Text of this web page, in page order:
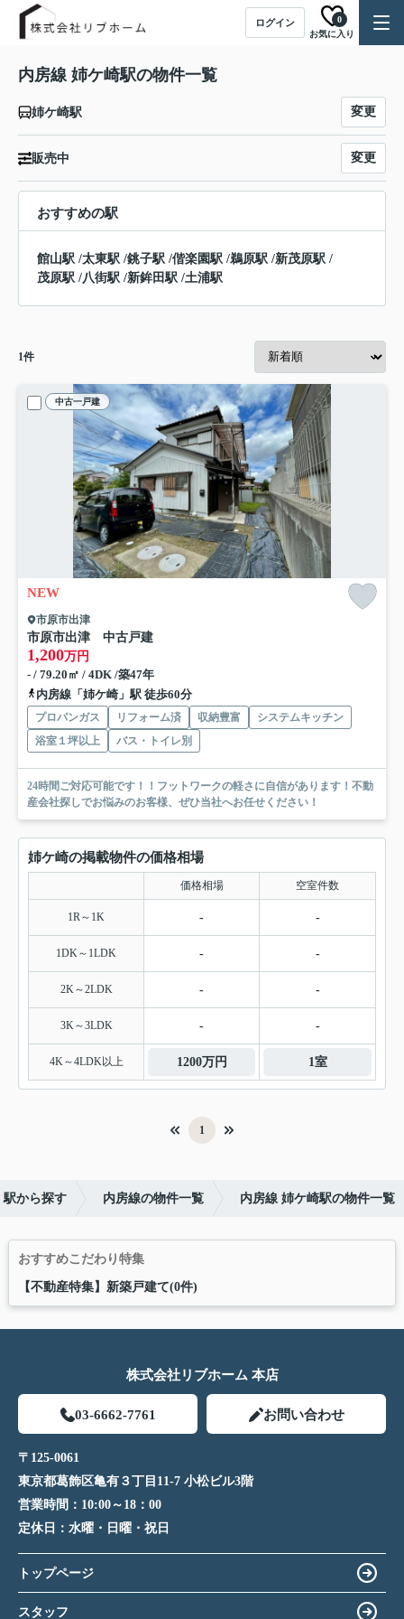
ログイン
お気に入り
0
内房線 姉ケ崎駅の物件一覧
姉ケ崎駅 変更
販売中 変更
おすすめの駅
館山駅 /太東駅 /銚子駅 /偕楽園駅 /鵜原駅 /新茂原駅 /
茂原駅 /八街駅 /新鉾田駅 /土浦駅
1件
中古一戸建
NEW
市原市出津
市原市出津 中古戸建
1,200万円
- / 79.20㎡ / 4DK /築47年
内房線「姉ケ崎」駅 徒歩60分
プロパンガス リフォーム済 収納豊富
システムキッチン
浴室１坪以上
バス・トイレ別
24時間ご対応可能です！！フットワークの軽さに自信があります！不動
産会社探しでお悩みのお客様、ぜひ当社へお任せください！
姉ケ崎の掲載物件の価格相場
価格相場 空室件数
1R～1K - -
1DK～1LDK - -
2K～2LDK - -
3K～3LDK - -
4K～4LDK以上 1200万円 1室
1
駅から探す 内房線の物件一覧 内房線 姉ケ崎駅の物件一覧
おすすめこだわり特集
【不動産特集】新築戸建て(0件)
株式会社リブホーム 本店
03-6662-7761 お問い合わせ
〒125-0061
東京都葛飾区亀有３丁目11-7 小松ビル3階
営業時間： 10:00～18：00
定休日： 水曜・日曜・祝日
トップページ
スタッフ